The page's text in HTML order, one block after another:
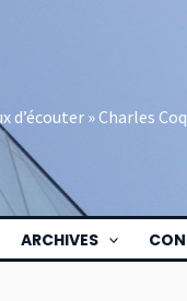
d’écouter » Charles
ARCHIVES